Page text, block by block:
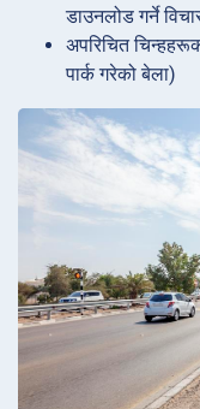
डाउनलोड गर्ने
अपरिचित
पार्क गरेको बेला)